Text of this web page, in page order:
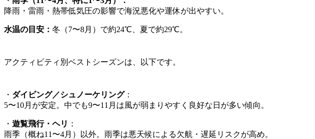
降雨・雷雨・熱帯低気圧の影響で海況悪化や運休が出やすい。
水温の目安： 冬（7〜8月）で約24℃、夏で約29℃。
アクティビティ別ベストシーズンは、以下です。
・ ダイビング／シュノーケリング：
5〜10月が安定。中でも9〜11月は風が弱まりやすく良好な日が多い傾向。
・ 遊覧飛行・ヘリ ：
雨季（概ね11〜4月）以外。雨季は悪天候による欠航・遅延リスクが高め。